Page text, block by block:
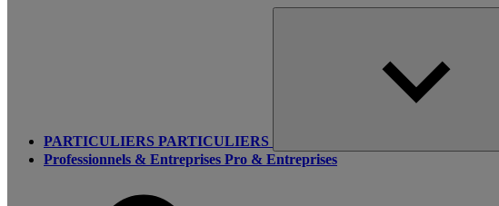
PARTICULIERS PARTICULIERS
Professionnels & Entreprises Pro & Entreprises